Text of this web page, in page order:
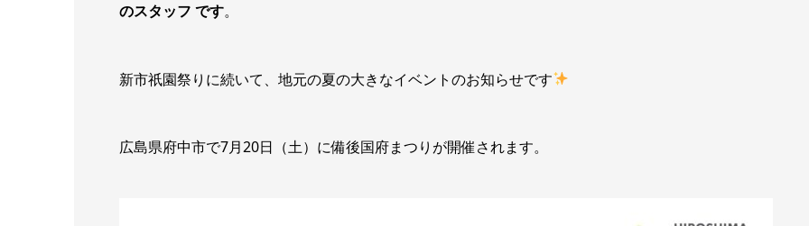
のスタッフ です。
新市祇園祭りに続いて、地元の夏の大きなイベントのお知らせです
広島県府中市で7月20日（土）に備後国府まつりが開催されます。